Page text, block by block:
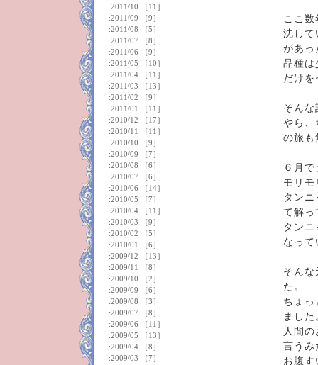
ここ
沈して
があっ
品種は
だけ
そん
やら、
の旅
６月
モリモ
タン
て解
タン
なっ
そん
た。
ちょ
ました
人間
言うみ
お腹
:2011/10 ［11］
:2011/09 ［9］
:2011/08 ［5］
:2011/07 ［8］
:2011/06 ［9］
:2011/05 ［10］
:2011/04［11］
:2011/03 ［13］
:2011/02 ［9］
:2011/01
［11］
:2010/12 ［17］
:2010/11
［11］
:2010/10 ［9］
:2010/09 ［7］
:2010/08 ［6］
:2010/07 ［6］
:2010/06 ［14］
:2010/05 ［7］
:2010/04［11］
:2010/03 ［9］
:2010/02 ［5］
:2010/01
［6］
:2009/12 ［13］
:2009/11
［8］
:2009/10 ［2］
:2009/09 ［6］
:2009/08 ［3］
:2009/07 ［8］
:2009/06 ［11］
:2009/05 ［13］
:2009/04［8］
:2009/03 ［7］